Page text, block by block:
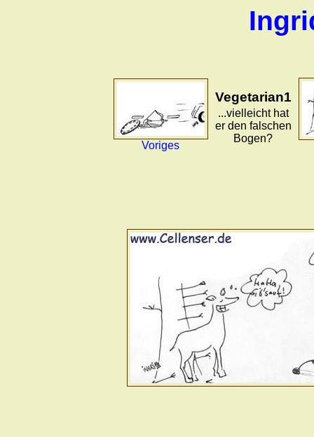
Voriges
Vegetarian1
...vielleicht hat
er den falschen
Bogen?